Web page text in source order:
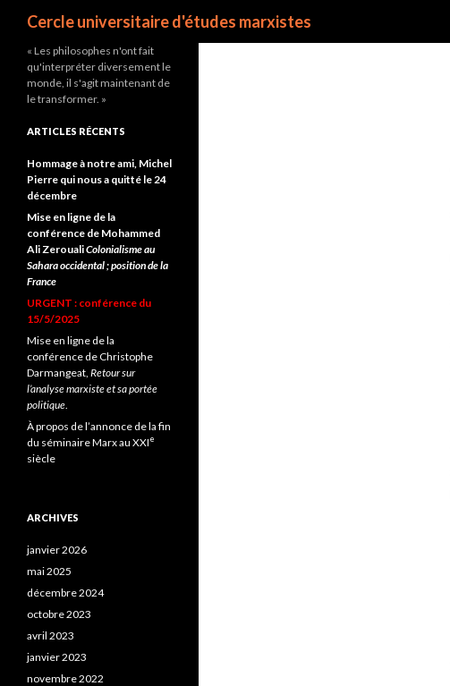
Cercle universitaire d'études marxistes
« Les philosophes n'ont fait
qu'interpréter diversement le
monde, il s'agit maintenant de
le transformer. »
ARTICLES RÉCENTS
Hommage à notre ami, Michel
Pierre qui nous a quitté le 24
décembre
Mise en ligne de la
conférence de Mohammed
Ali ZeroualiColonialisme au
Sahara occidental ; position de la
France
URGENT : conférence du
15/5/2025
Mise en ligne de la
conférence de Christophe
Darmangeat, Retour sur
l’analyse marxiste et sa portée
politique.
À propos de l’annonce de la fin
du séminaire Marx au XXIe
siècle
ARCHIVES
janvier 2026
mai 2025
décembre 2024
octobre 2023
avril 2023
janvier 2023
novembre 2022